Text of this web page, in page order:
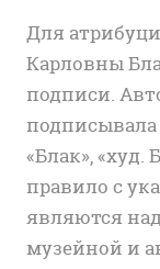
Для
Карловны
подписи.
подписывала
«Блак», «худ.
правило с
являются
музейной и